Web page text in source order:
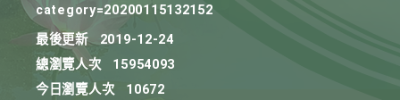
category=20200115132152
最後更新
2019-12-24
總瀏覽人次
15954093
今日瀏覽人次
10672